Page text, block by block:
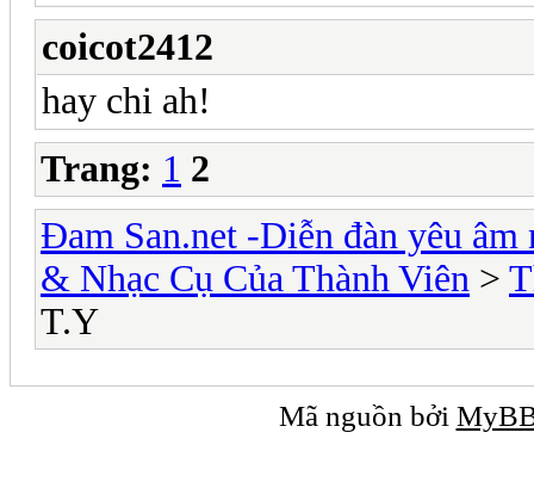
coicot2412
hay chi ah!
Trang: 1 2
Đam San.net -Diễn đàn yêu âm
& Nhạc Cụ Của Thành Viên >
T.Y
Mã nguồn bởi